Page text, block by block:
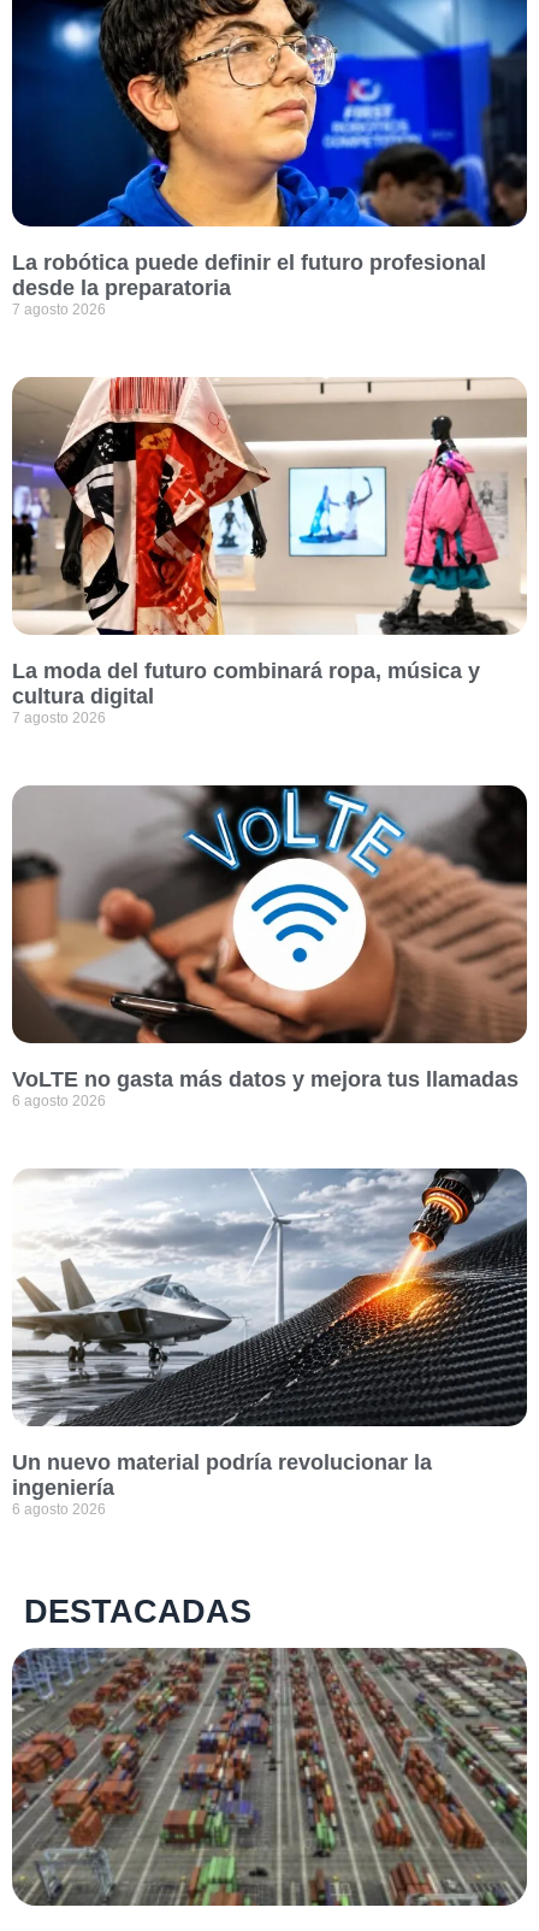
La robótica puede definir el futuro profesional
desde la preparatoria
7 agosto 2026
La moda del futuro combinará ropa, música y
cultura digital
7 agosto 2026
VoLTE no gasta más datos y mejora tus llamadas
6 agosto 2026
Un nuevo material podría revolucionar la
ingeniería
6 agosto 2026
DESTACADAS